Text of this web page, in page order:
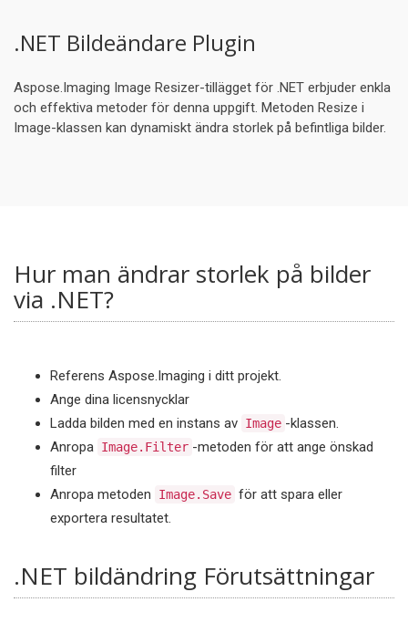
.NET Bildeändare Plugin
Aspose.Imaging Image Resizer-tillägget för .NET erbjuder enkla
och effektiva metoder för denna uppgift. Metoden Resize i
Image-klassen kan dynamiskt ändra storlek på befintliga bilder.
Hur man ändrar storlek på bilder
via .NET?
Referens Aspose.Imaging i ditt projekt.
Ange dina licensnycklar
Ladda bilden med en instans av Image -klassen.
Anropa Image.Filter -metoden för att ange önskad
filter
Anropa metoden
Image.Save för att spara eller
exportera resultatet.
.NET bildändring Förutsättningar